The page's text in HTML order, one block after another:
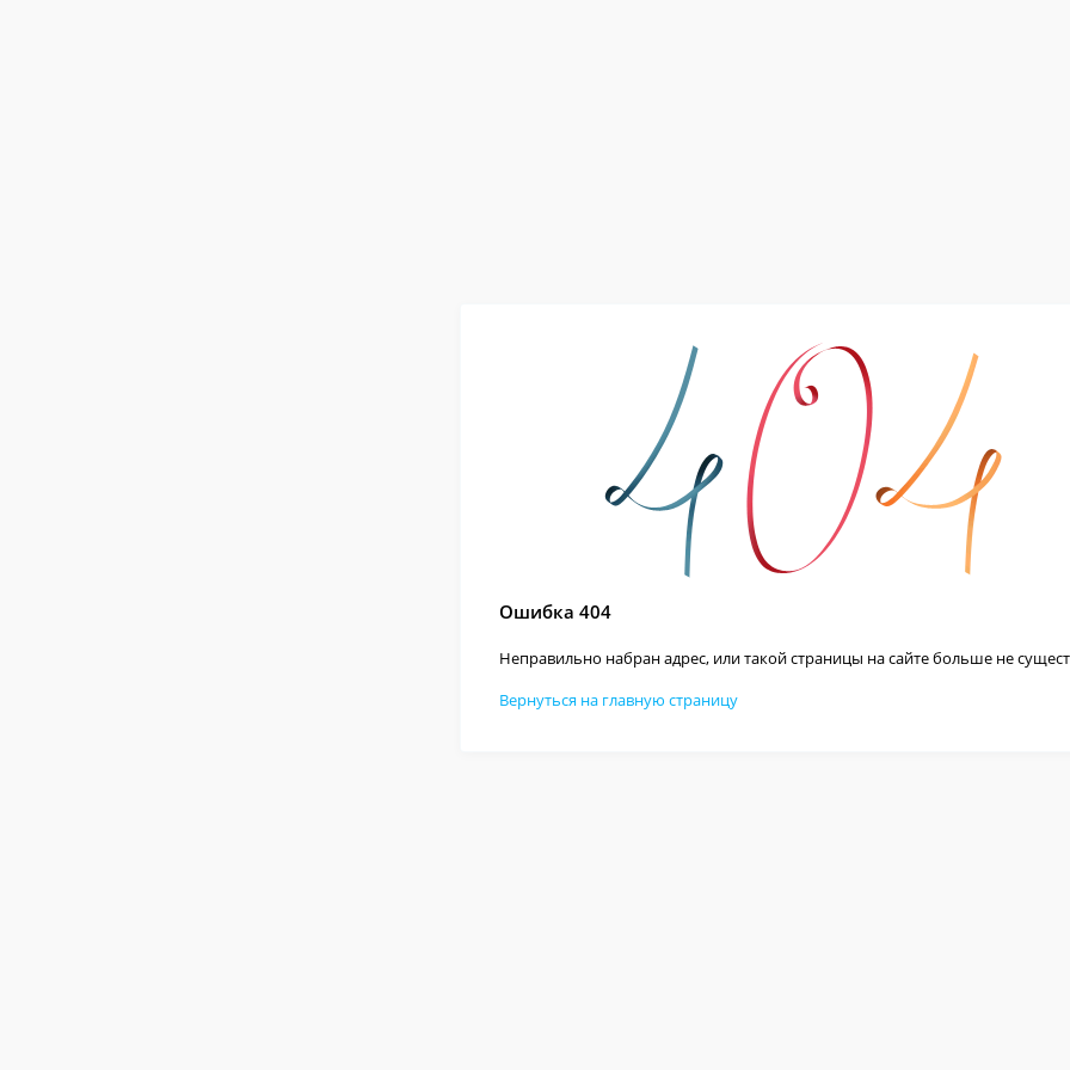
Ошибка 404
Неправильно набран адрес, или такой страницы на сайте больше не
Вернуться на главную страницу